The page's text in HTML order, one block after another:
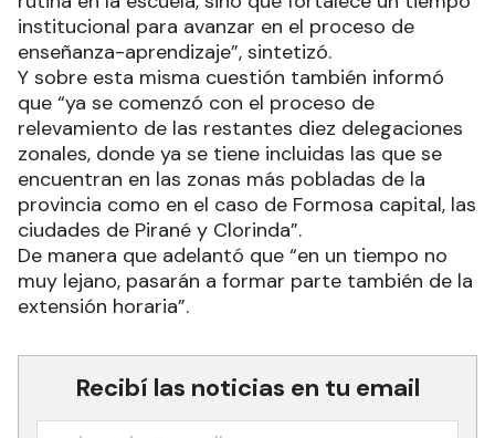
institucional para avanzar en el proceso de
enseñanza-aprendizaje”, sintetizó.
Y sobre esta misma cuestión también informó
que “ya se comenzó con el proceso de
relevamiento de las restantes diez delegaciones
zonales, donde ya se tiene incluidas las que se
encuentran en las zonas más pobladas de la
provincia como en el caso de Formosa capital, las
ciudades de Pirané y Clorinda”.
De manera que adelantó que “en un tiempo no
muy lejano, pasarán a formar parte también de la
extensión horaria”.
Recibí las noticias en tu email